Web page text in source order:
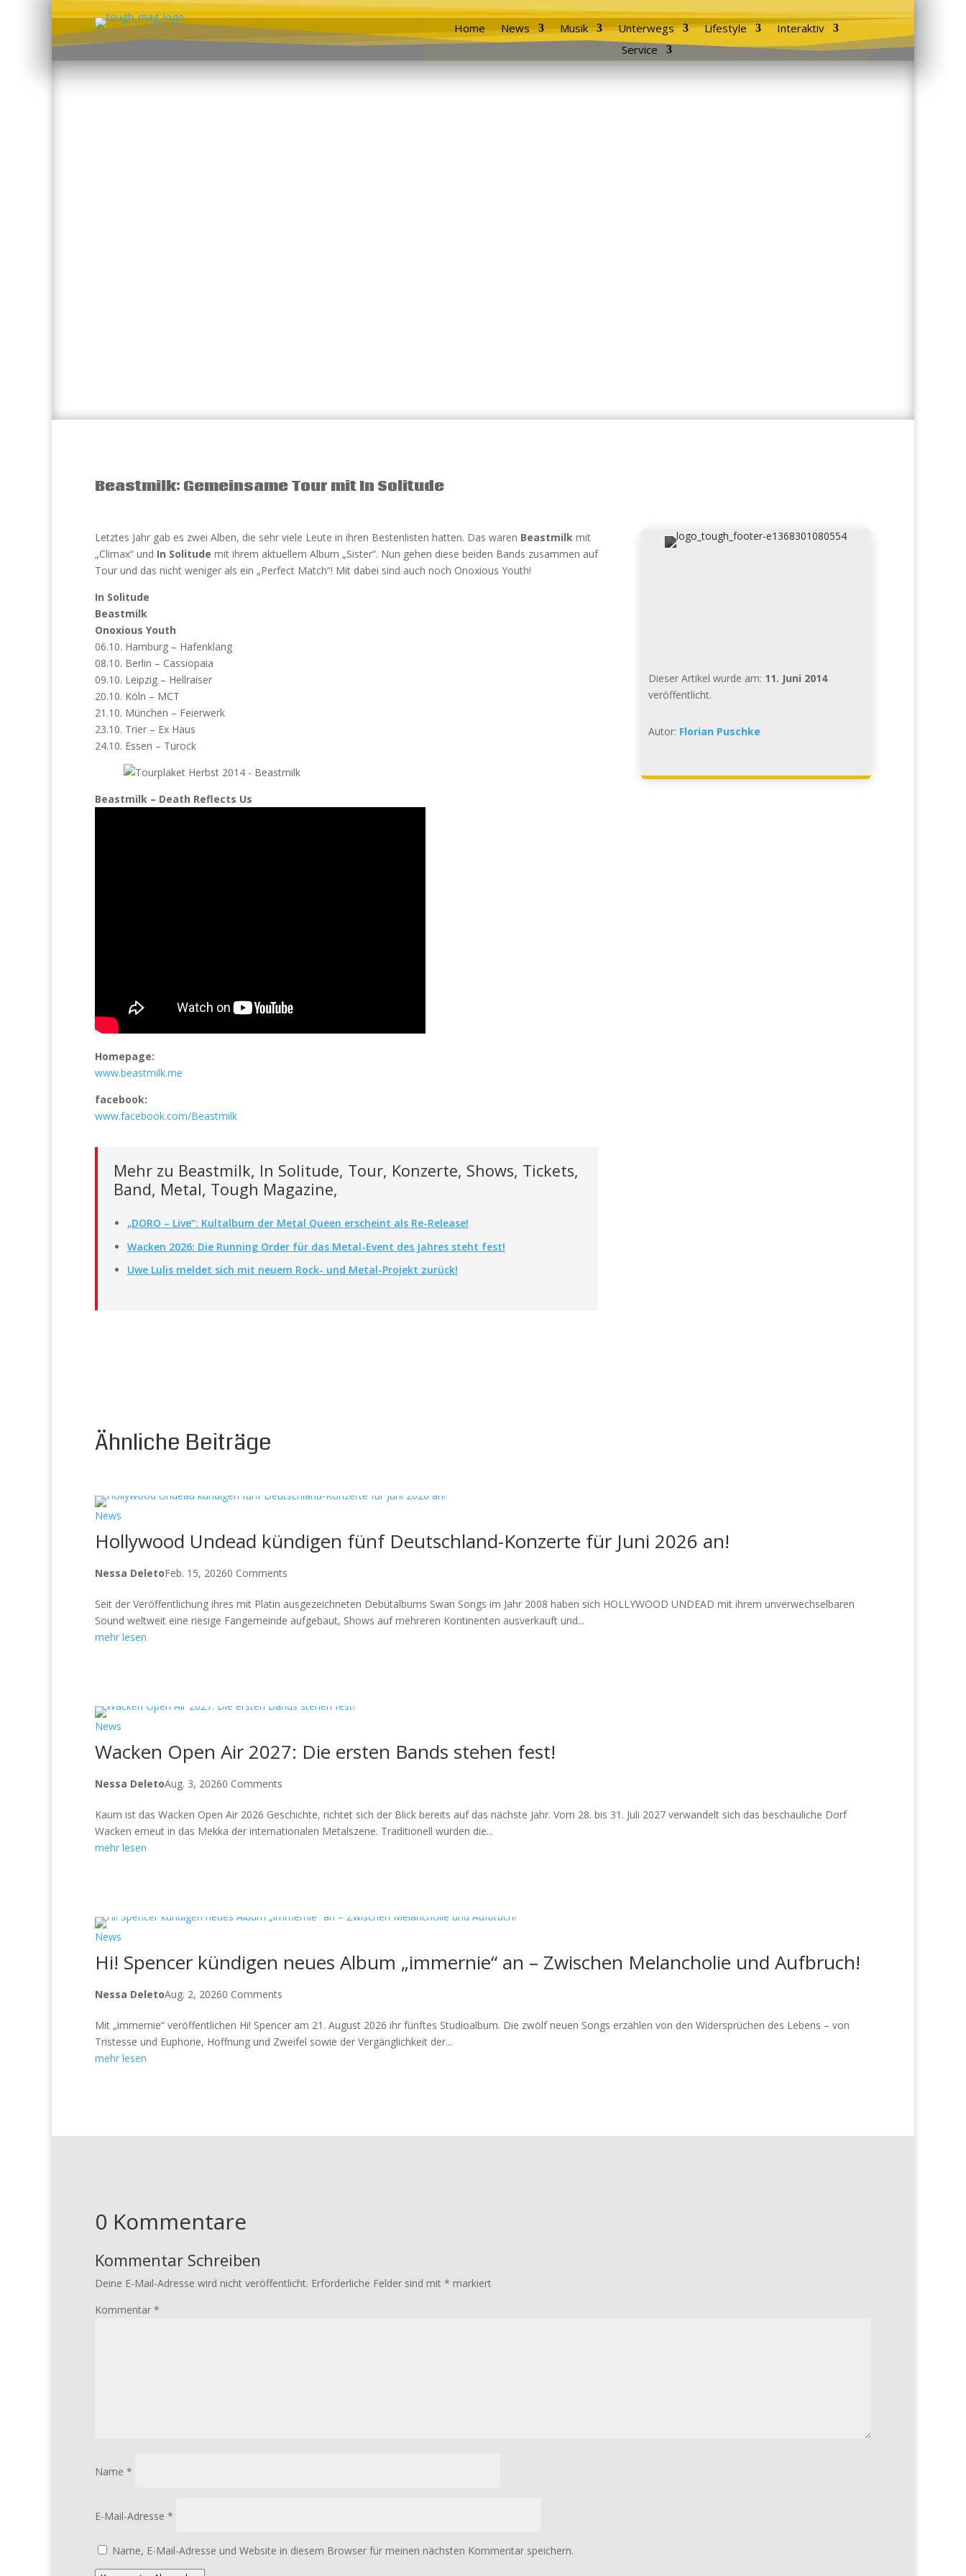
Home News Musik Unterwegs Lifestyle
Interaktiv
Service
Beastmilk: Gemeinsame Tour mit In Solitude
Letztes Jahr gab es zwei Alben, die sehr viele Leute in ihren Bestenlisten hatten. Das waren Beastmilk mit
„Climax“ und In Solitude mit ihrem aktuellem Album „Sister“. Nun gehen diese beiden Bands zusammen auf
Tour und das nicht weniger als ein „Perfect Match“! Mit dabei sind auch noch Onoxious Youth!
In Solitude
Beastmilk
Onoxious Youth
06.10. Hamburg – Hafenklang
08.10. Berlin – Cassiopaia
09.10. Leipzig – Hellraiser
20.10. Köln – MCT
21.10. München – Feierwerk
23.10. Trier – Ex Haus
24.10. Essen – Turock
Beastmilk – Death Reflects Us
Homepage:
www.beastmilk.me
facebook:
www.facebook.com/Beastmilk
Mehr zu Beastmilk, In Solitude, Tour, Konzerte, Shows, Tickets,
Band, Metal, Tough Magazine,
„DORO – Live“: Kultalbum der Metal Queen erscheint als Re-Release!
Wacken 2026: Die Running Order für das Metal-Event des Jahres steht fest!
Uwe Lulis meldet sich mit neuem Rock- und Metal-Projekt zurück!
Dieser Artikel wurde am: 11. Juni 2014
veröffentlicht.
Autor: Florian Puschke
Ähnliche Beiträge
News
Hollywood Undead kündigen fünf Deutschland-Konzerte für Juni 2026 an!
Nessa DeletoFeb. 15, 20260 Comments
Seit der Veröffentlichung ihres mit Platin ausgezeichneten Debütalbums Swan Songs im Jahr 2008 haben sich HOLLYWOOD UNDEAD mit ihrem unverwechselbaren
Sound weltweit eine riesige Fangemeinde aufgebaut, Shows auf mehreren Kontinenten ausverkauft und...
mehr lesen
News
Wacken Open Air 2027: Die ersten Bands stehen fest!
Nessa DeletoAug. 3, 20260 Comments
Kaum ist das Wacken Open Air 2026 Geschichte, richtet sich der Blick bereits auf das nächste Jahr. Vom 28. bis 31. Juli 2027 verwandelt sich das beschauliche Dorf
Wacken erneut in das Mekka der internationalen Metalszene. Traditionell wurden die...
mehr lesen
News
Hi! Spencer kündigen neues Album „immernie“ an – Zwischen Melancholie und Aufbruch!
Nessa DeletoAug. 2, 20260 Comments
Mit „immernie“ veröffentlichen Hi! Spencer am 21. August 2026 ihr fünftes Studioalbum. Die zwölf neuen Songs erzählen von den Widersprüchen des Lebens – von
Tristesse und Euphorie, Hoffnung und Zweifel sowie der Vergänglichkeit der...
mehr lesen
0 Kommentare
Kommentar Schreiben
Deine E-Mail-Adresse wird nicht veröffentlicht. Erforderliche Felder sind mit * markiert
Kommentar *
Name *
E-Mail-Adresse *
Name, E-Mail-Adresse und Website in diesem Browser für meinen nächsten Kommentar speichern.